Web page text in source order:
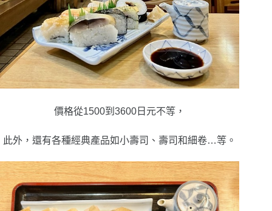
價格從1500到3600日元不等，
此外，還有各種經典產品如小壽司、壽司和細卷…等。